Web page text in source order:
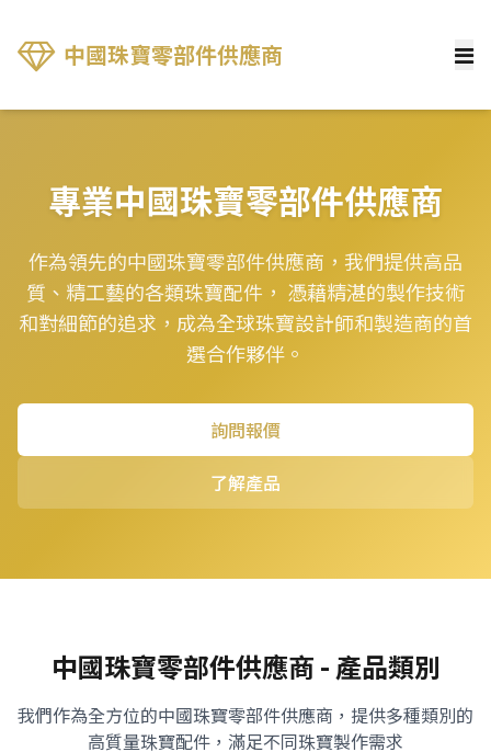
中國珠寶零部件供應商
專業中國珠寶零部件供應商
作為領先的中國珠寶零部件供應商，我們提供高品
質、精工藝的各類珠寶配件， 憑藉精湛的製作技術
和對細節的追求，成為全球珠寶設計師和製造商的首
選合作夥伴。
詢問報價
了解產品
中國珠寶零部件供應商 - 產品類別
我們作為全方位的中國珠寶零部件供應商，提供多種類別的
高質量珠寶配件，滿足不同珠寶製作需求